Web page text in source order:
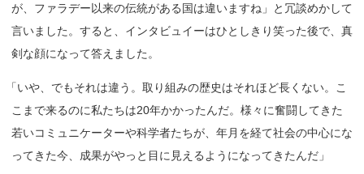
が、ファラデー以来の伝統がある国は違いますね」と冗談めかして
言いました。すると、インタビュイーはひとしきり笑った後で、真
剣な顔になって答えました。
「いや、でもそれは違う。取り組みの歴史はそれほど長くない。こ
こまで来るのに私たちは20年かかったんだ。様々に奮闘してきた
若いコミュニケーターや科学者たちが、年月を経て社会の中心にな
ってきた今、成果がやっと目に見えるようになってきたんだ」